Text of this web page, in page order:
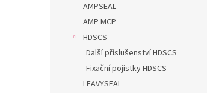
AMPSEAL
AMP MCP
HDSCS
Další příslušenství HDSCS
Fixační pojistky HDSCS
LEAVYSEAL